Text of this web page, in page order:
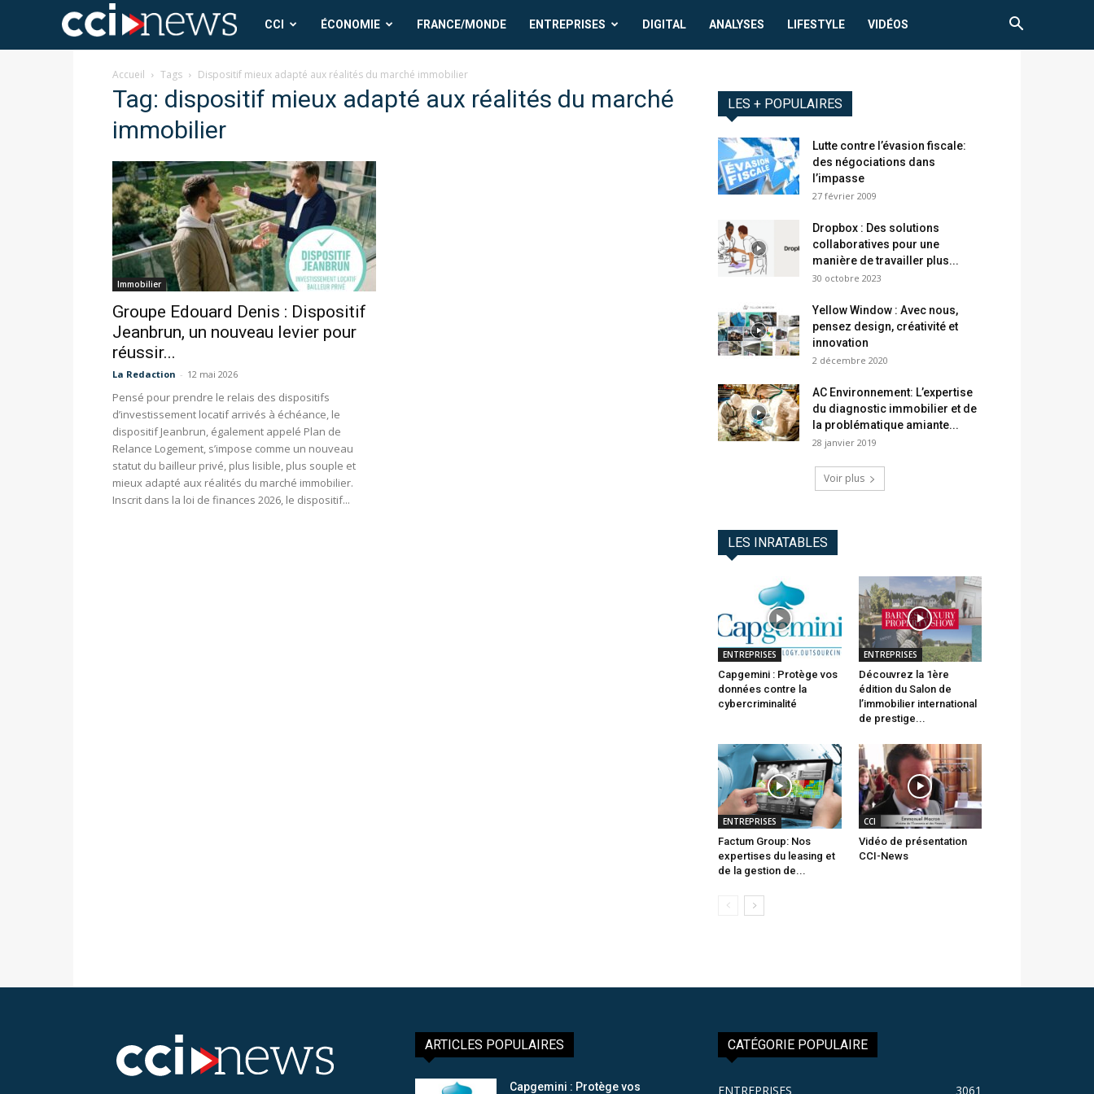
CCI
News
CCI ÉCONOMIE FRANCE/MONDE ENTREPRISES DIGITAL ANALYSES LIFESTYLE VIDÉOS
Accueil Tags Dispositif mieux adapté aux réalités du marché immobilier
Tag: dispositif mieux adapté aux réalités du marché
immobilier
Immobilier
Groupe Edouard Denis : Dispositif
Jeanbrun, un nouveau levier pour
réussir...
La Redaction - 12 mai 2026
Pensé pour prendre le relais des dispositifs
d’investissement locatif arrivés à échéance, le
dispositif Jeanbrun, également appelé Plan de
Relance Logement, s’impose comme un nouveau
statut du bailleur privé, plus lisible, plus souple et
mieux adapté aux réalités du marché immobilier.
Inscrit dans la loi de finances 2026, le dispositif...
LES + POPULAIRES
Lutte contre l’évasion fiscale:
des négociations dans
l’impasse
27 février 2009
Dropbox : Des solutions
collaboratives pour une
manière de travailler plus...
30 octobre 2023
Yellow Window : Avec nous,
pensez design, créativité et
innovation
2 décembre 2020
AC Environnement: L’expertise
du diagnostic immobilier et de
la problématique amiante...
28 janvier 2019
Voir plus
LES INRATABLES
ENTREPRISES
Capgemini : Protège vos
données contre la
cybercriminalité
ENTREPRISES
Découvrez la 1ère
édition du Salon de
l’immobilier international
de prestige...
ENTREPRISES
Factum Group: Nos
expertises du leasing et
de la gestion de...
CCI
Vidéo de présentation
CCI-News
ARTICLES POPULAIRES
Capgemini : Protège vos
CATÉGORIE POPULAIRE
ENTREPRISES 3061